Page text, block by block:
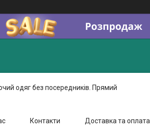
одяг без посередників. Прямий
Контакти Доставка та оплата